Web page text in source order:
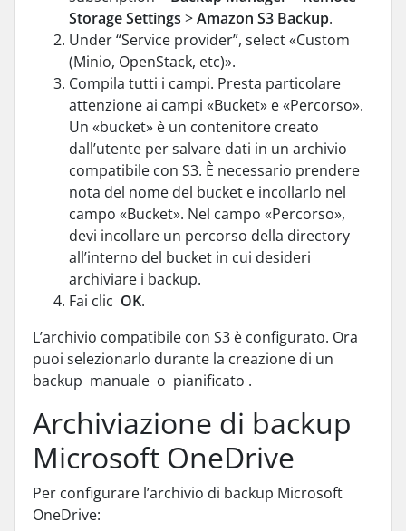
Storage Settings >Amazon S3 Backup.
Under “Service provider”, select «Custom
(Minio, OpenStack, etc)».
Compila tutti i campi. Presta particolare
attenzione ai campi «Bucket» e «Percorso».
Un «bucket» è un contenitore creato
dall’utente per salvare dati in un archivio
compatibile con S3. È necessario prendere
nota del nome del bucket e incollarlo nel
campo «Bucket». Nel campo «Percorso»,
devi incollare un percorso della directory
all’interno del bucket in cui desideri
archiviare i backup.
Fai clic OK.
L’archivio compatibile con S3 è configurato. Ora
puoi selezionarlo durante la creazione di un
backup manuale o pianificato .
Archiviazione di backup
Microsoft OneDrive
Per configurare l’archivio di backup Microsoft
OneDrive: